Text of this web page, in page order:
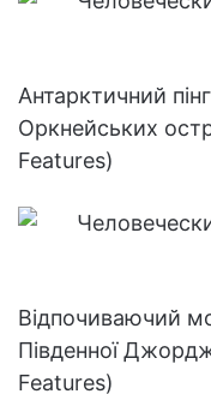
Антарктичний
Оркнейських
Features)
Відпочиваючий
Південної
Features)